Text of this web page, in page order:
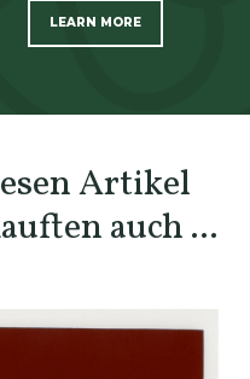
LEARN MORE
Artikel
auch ...